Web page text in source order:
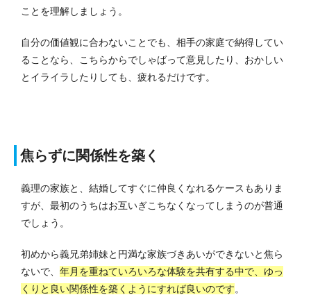
ことを理解しましょう。
自分の価値観に合わないことでも、相手の家庭で納得してい
ることなら、こちらからでしゃばって意見したり、おかしい
とイライラしたりしても、疲れるだけです。
焦らずに関係性を築く
義理の家族と、結婚してすぐに仲良くなれるケースもありま
すが、最初のうちはお互いぎこちなくなってしまうのが普通
でしょう。
初めから義兄弟姉妹と円満な家族づきあいができないと焦ら
ないで、 年月を重ねていろいろな体験を共有する中で、ゆっ
くりと良い関係性を築くようにすれば良いのです。